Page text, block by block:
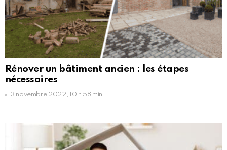
Rénover un bâtiment ancien : les étapes
nécessaires
3 novembre 2022, 10 h 58 min